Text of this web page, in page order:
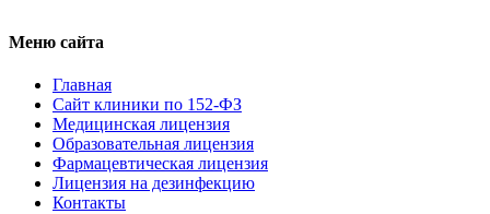
Меню сайта
Главная
Сайт клиники по 152-ФЗ
Медицинская лицензия
Образовательная лицензия
Фармацевтическая лицензия
Лицензия на дезинфекцию
Контакты